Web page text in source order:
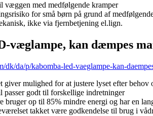
væggen med medfølgende kramper
for små børn på grund af
ikke via fjernbetjening el.lign.
væglampe, kan dæmpes
dk/da/p/kabomba-led-vaeglampe-kan-
mulighed for at justere lyset efter behov
passer godt til forskellige indretninger
op til 85% mindre energi og har en
takket være godkendelse til brug i